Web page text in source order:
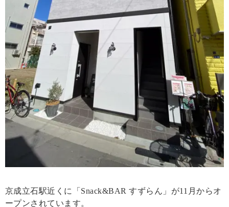
京成立石駅近くに「Snack&BAR すずらん」が11月からオ
ープンされています。